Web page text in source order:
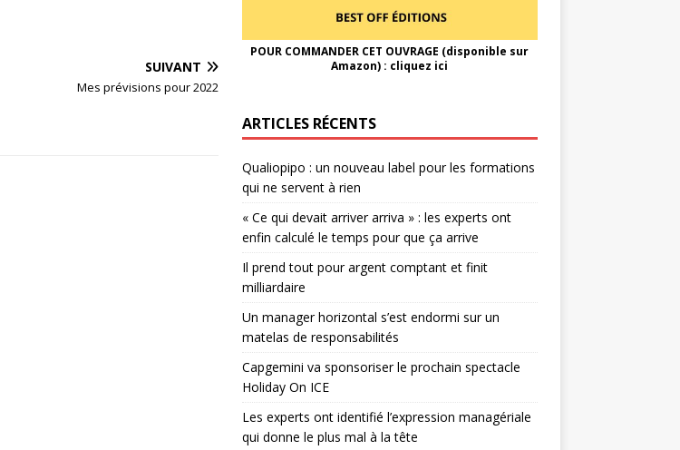
SUIVANT
Mes prévisions pour 2022
POUR COMMANDER CET OUVRAGE (disponible sur
Amazon) : cliquez ici
ARTICLES RÉCENTS
Qualiopipo : un nouveau label pour les formations
qui ne servent à rien
« Ce qui devait arriver arriva » : les experts ont
enfin calculé le temps pour que ça arrive
Il prend tout pour argent comptant et finit
milliardaire
Un manager horizontal s’est endormi sur un
matelas de responsabilités
Capgemini va sponsoriser le prochain spectacle
Holiday On ICE
Les experts ont identifié l’expression managériale
qui donne le plus mal à la tête